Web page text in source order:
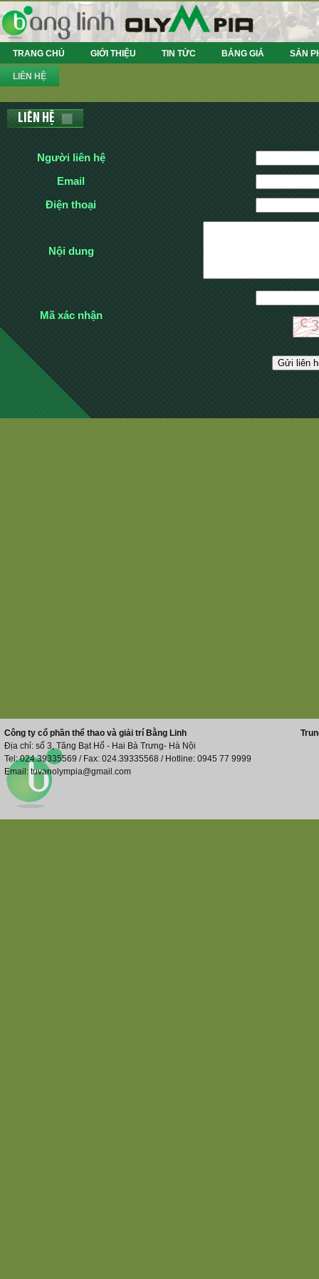
TRANG CHỦ GIỚI THIỆU TIN TỨC BẢNG GIÁ SẢN
LIÊN HỆ
LIÊN HỆ
Người liên hệ
Email
Điện thoại
Nội dung
Mã xác nhận
Công ty cổ phần thể thao và giải trí Bằng Linh
Địa chỉ: số 3, Tăng Bạt Hổ - Hai Bà Trưng- Hà Nội
Tel: 024.39335569 / Fax: 024.39335568 / Hotline: 0945 77 9999
Email: tuvanolympia@gmail.com